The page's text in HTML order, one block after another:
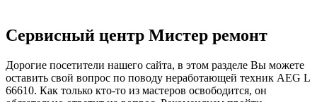
Сервисный центр Мистер ремонт
Дорогие посетители нашего сайта, в этом разделе Вы можете
оставить свой вопрос по поводу неработающей техник AEG L
66610. Как только кто-то из мастеров освободится, он